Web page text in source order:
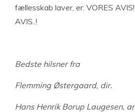
fællesskab laver, er: VORES
AVIS..!
Bedste hilsner fra
Flemming Østergaard, dir.
Hans Henrik Borup Laugesen,